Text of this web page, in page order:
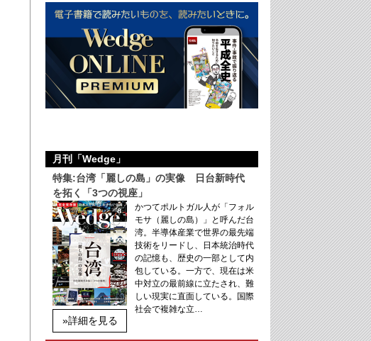
月刊「Wedge」
特集:台湾「麗しの島」の実像 日台新時代
を拓く「3つの視座」
»詳細を見る
かつてポルトガル人が「フォル
モサ（麗しの島）」と呼んだ台
湾。半導体産業で世界の最先端
技術をリードし、日本統治時代
の記憶も、歴史の一部として内
包している。一方で、現在は米
中対立の最前線に立たされ、難
しい現実に直面している。国際
社会で複雑な立…